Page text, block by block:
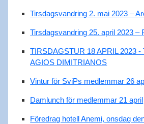
Tirsdagsvandring 2. mai 2023 –
Tirsdagsvandring 25. april 2023 –
TIRSDAGSTUR 18 APRIL 2023
AGIOS DIMITRIANOS
Vintur för SviPs medlemmar 26
Damlunch för medlemmar 21 april
Föredrag hotell Anemi, onsdag